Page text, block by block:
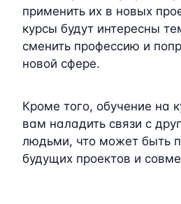
применить их в новых
курсы будут интересны
сменить профессию и
новой сфере.
Кроме того, обучение на
вам наладить связи с
людьми, что может быть
будущих проектов и